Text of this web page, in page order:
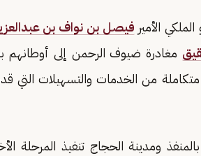
الأمير فيصل بن نواف بن
مغادرة ضيوف الرحمن إلى أوطانهم
من الخدمات والتسهيلات التي
ومدينة الحجاج تنفيذ المرحلة